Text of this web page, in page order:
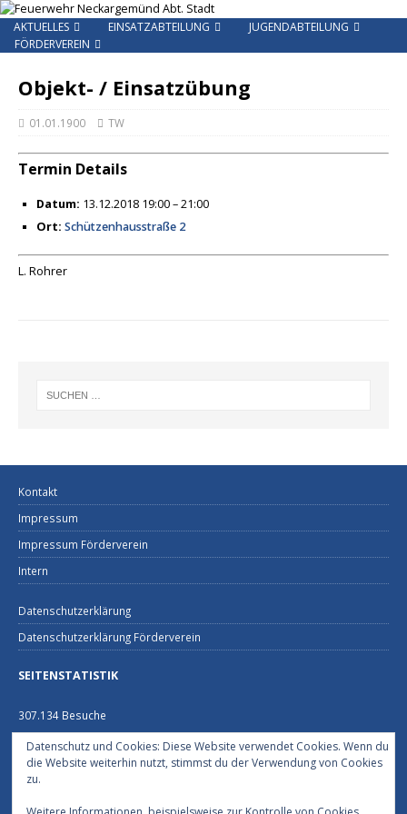
AKTUELLES EINSATZABTEILUNG
JUGENDABTEILUNG
FÖRDERVEREIN
Objekt- / Einsatzübung
01.01.1900 TW
Termin Details
Datum: 13.12.2018 19:00–21:00
Ort: Schützenhausstraße 2
L. Rohrer
Kontakt
Impressum
Impressum Förderverein
Intern
Datenschutzerklärung
Datenschutzerklärung Förderverein
SEITENSTATISTIK
307.134 Besuche
FEUERWEHRHAUS NECKARGEMÜND
Schützenhausstraße 2
69151 Neckargemünd
Datenschutz und Cookies: Diese Website verwendet Cookies. Wenn du
die Website weiterhin nutzt, stimmst du der Verwendung von Cookies
zu.